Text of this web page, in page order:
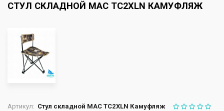
СТУЛ СКЛАДНОЙ MAC TC2XLN КАМУФЛЯЖ
Артикул: Стул складной MAC TC2XLN Камуфляж